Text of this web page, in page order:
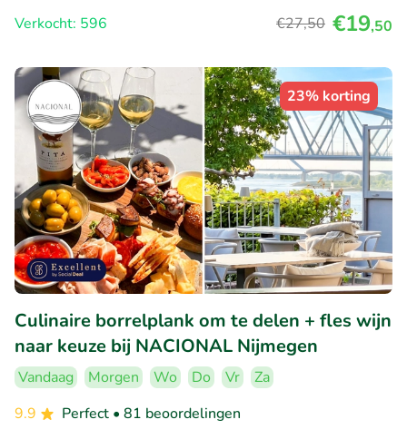
Verkocht: 596
€27,50 €19,50
23% korting
Culinaire borrelplank om te delen + fles wijn
naar keuze bij NACIONAL Nijmegen
Vandaag Morgen Wo Do Vr
Za
9.9
Perfect • 81 beoordelingen